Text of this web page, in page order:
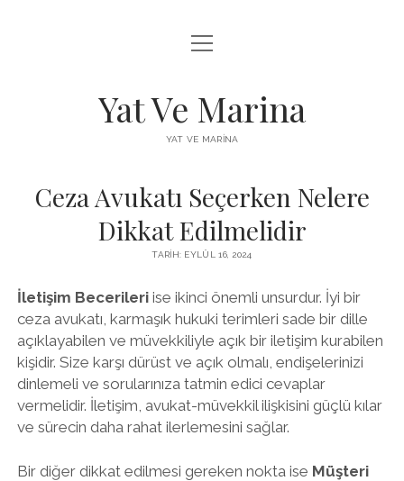
FACEBOOK BEĞENI YÜKSELTME HILESI
menüyü
aç
Yat Ve Marina
YAT VE MARINA
Ceza Avukatı Seçerken Nelere
Dikkat Edilmelidir
TARIH: EYLÜL 16, 2024
İletişim Becerileriise ikinci önemli unsurdur. İyi bir
ceza avukatı, karmaşık hukuki terimleri sade bir dille
açıklayabilen ve müvekkiliyle açık bir iletişim kurabilen
kişidir. Size karşı dürüst ve açık olmalı, endişelerinizi
dinlemeli ve sorularınıza tatmin edici cevaplar
vermelidir. İletişim, avukat-müvekkil ilişkisini güçlü kılar
ve sürecin daha rahat ilerlemesini sağlar.
Bir diğer dikkat edilmesi gereken nokta ise Müşteri